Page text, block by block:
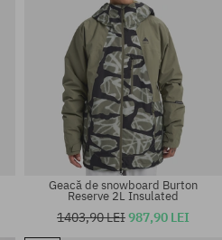
Geacă de snowboard Burton
Reserve 2L Insulated
1403,90 LEI987,90 LEI